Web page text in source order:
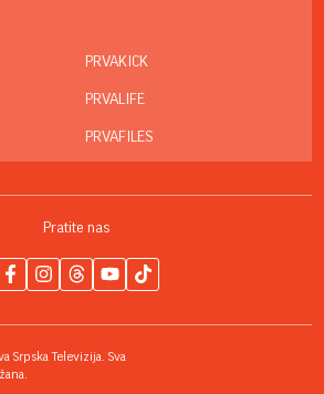
PRVAKICK
PRVALIFE
PRVAFILES
Pratite nas
Srpska Televizija. Sva